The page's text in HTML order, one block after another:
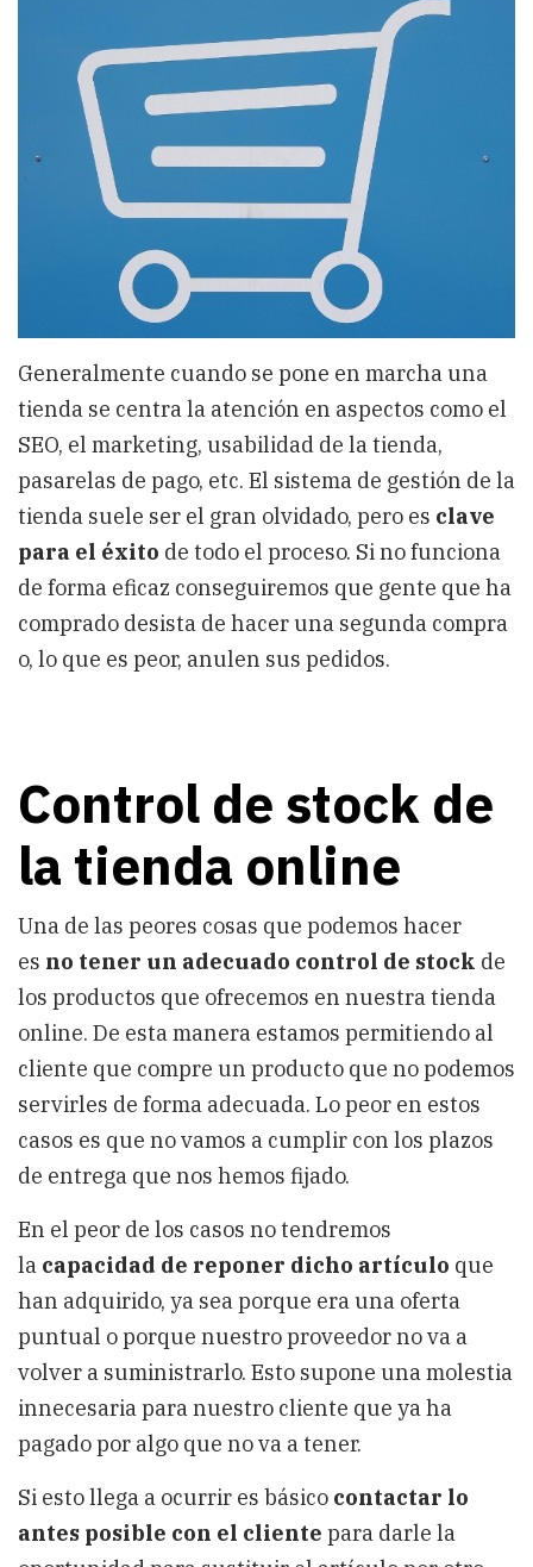
Generalmente cuando se pone en marcha una
tienda se centra la atención en aspectos como el
SEO, el marketing, usabilidad de la tienda,
pasarelas de pago, etc. El sistema de gestión de la
tienda suele ser el gran olvidado, pero es clave
para el éxito de todo el proceso. Si no funciona
de forma eficaz conseguiremos que gente que ha
comprado desista de hacer una segunda compra
o, lo que es peor, anulen sus pedidos.
Control de stock de
la tienda online
Una de las peores cosas que podemos hacer
es no tener un adecuado control de stock de
los productos que ofrecemos en nuestra tienda
online. De esta manera estamos permitiendo al
cliente que compre un producto que no podemos
servirles de forma adecuada. Lo peor en estos
casos es que no vamos a cumplir con los plazos
de entrega que nos hemos fijado.
En el peor de los casos no tendremos
la capacidad de reponer dicho artículo que
han adquirido, ya sea porque era una oferta
puntual o porque nuestro proveedor no va a
volver a suministrarlo. Esto supone una molestia
innecesaria para nuestro cliente que ya ha
pagado por algo que no va a tener.
Si esto llega a ocurrir es básico contactar lo
antes posible con el cliente para darle la